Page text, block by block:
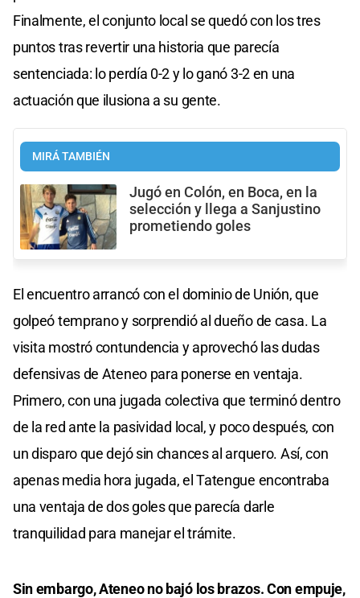
Finalmente, el conjunto local se quedó con los tres
puntos tras revertir una historia que parecía
sentenciada: lo perdía 0-2 y lo ganó 3-2 en una
actuación que ilusiona a su gente.
MIRÁ TAMBIÉN
Jugó en Colón, en Boca, en la
selección y llega a Sanjustino
prometiendo goles
El encuentro arrancó con el dominio de Unión, que
golpeó temprano y sorprendió al dueño de casa. La
visita mostró contundencia y aprovechó las dudas
defensivas de Ateneo para ponerse en ventaja.
Primero, con una jugada colectiva que terminó dentro
de la red ante la pasividad local, y poco después, con
un disparo que dejó sin chances al arquero. Así, con
apenas media hora jugada, el Tatengue encontraba
una ventaja de dos goles que parecía darle
tranquilidad para manejar el trámite.
Sin embargo, Ateneo no bajó los brazos. Con empuje,